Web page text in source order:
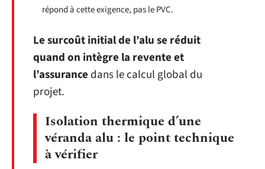
répond à cette exigence, pas le PVC.
Le surcoût initial de l’alu se réduit
quand on intègre la revente et
l’assurance dans le calcul global du
projet.
Isolation thermique d’une
véranda alu : le point technique
à vérifier